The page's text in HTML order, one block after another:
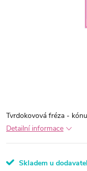
Tvrdokovová fréza -
Detailní informace
Skladem u